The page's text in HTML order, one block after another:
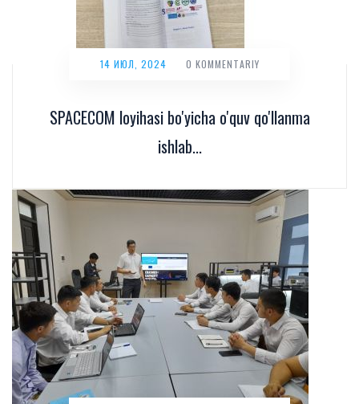
SPACECOM loyihasi bo'yicha o'quv qo'llanma
ishlab...
14 ИЮЛ, 2024 0 KOMMENTARIY